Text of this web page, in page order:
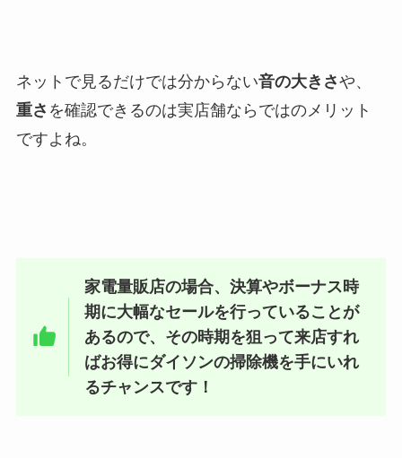
ネットで見るだけでは分からない音の大きさや、
重さ を確認できるのは実店舗ならではのメリット
ですよね。
家電量販店の場合、決算やボーナス時
期に大幅なセールを行っていることが
あるので、その時期を狙って来店すれ
ばお得にダイソンの掃除機を手にいれ
るチャンスです！